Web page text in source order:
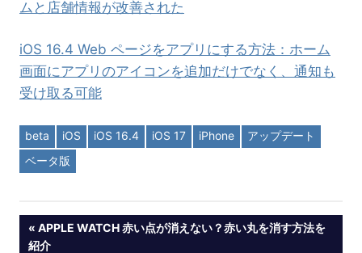
ムと店舗情報が改善された
iOS 16.4 Web ページをアプリにする方法：ホーム
画面にアプリのアイコンを追加だけでなく、通知も
受け取る可能
beta iOS iOS 16.4 iOS 17 iPhone
アップデート
ベータ版
投PREVIOUS
POST:
APPLE WATCH 赤い点が消えない？赤い丸を消す方法を
紹介